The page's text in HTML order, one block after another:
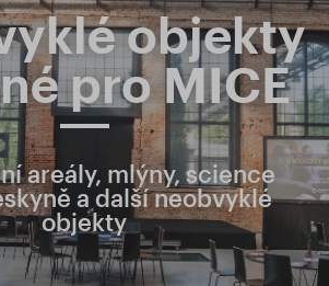
objekty
pro MICE
areály, mlýny, science
a další neobvyklé
objekty